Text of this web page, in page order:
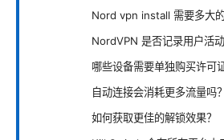
Nord vpn install 需要多大的
NordVPN 是否记录用户活动
哪些设备需要单独购买许可
自动连接会消耗更多流量吗？
如何获取更佳的解锁效果？